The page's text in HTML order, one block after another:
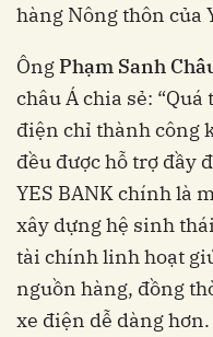
hàng Nông thôn của
ÔngPhạm Sanh
châu Á chia sẻ:
điện chỉ thành công
đều được hỗ trợ đầy
YES BANK chính là
xây dựng hệ sinh
tài chính linh hoạt
nguồn hàng, đồng
xe điện dễ dàng